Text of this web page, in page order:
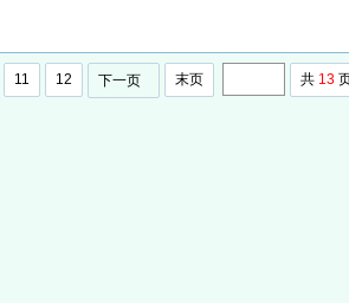
11 12 下一页 末页 共 13